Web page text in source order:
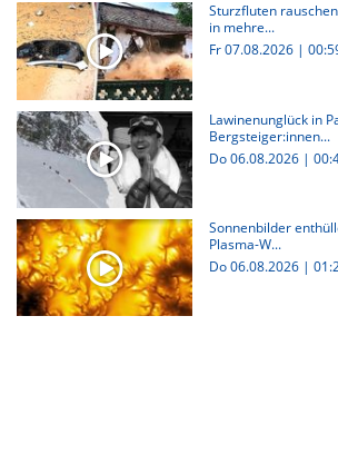
Sturzfluten
in mehre...
Fr 07.08.2026 |
Lawinenunglück in
Bergsteiger:innen...
Do 06.08.2026 |
Sonnenbilder
Plasma-W...
Do 06.08.2026 |